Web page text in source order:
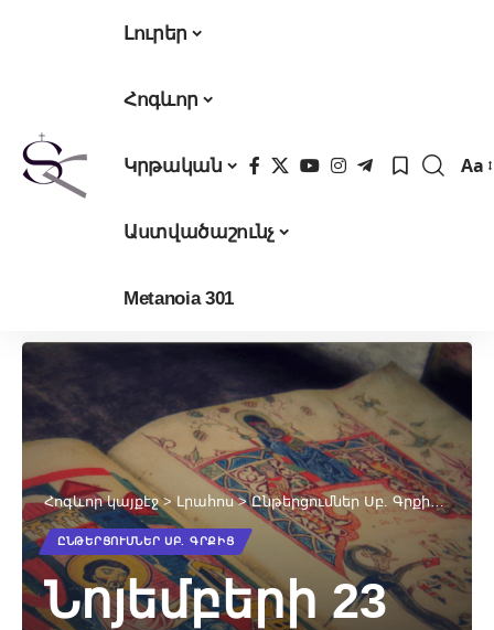
Լուրեր
Հոգևոր
Կրթական
Աստվածաշունչ
Metanoia 301
Aa
Հոգևոր կայքէջ>Լրահոս>Ընթերցումներ Սբ. Գրքից >
ԸՆԹԵՐՑՈՒՄՆԵՐ ՍԲ. ԳՐՔԻՑ
Նոյեմբերի 23